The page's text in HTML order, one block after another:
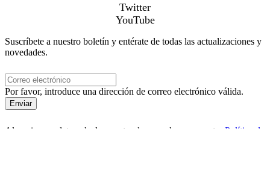
Twitter
YouTube
Suscríbete a nuestro boletín y entérate de todas las actualizaciones y
novedades.
Por favor, introduce una dirección de correo electrónico válida.
Enviar
Al enviar sus datos, declaras estar de acuerdo con nuestra Política de